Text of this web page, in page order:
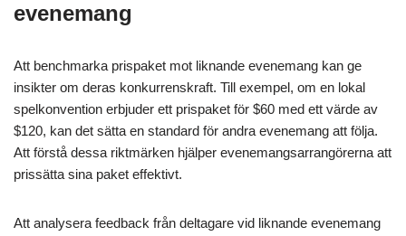
evenemang
Att benchmarka prispaket mot liknande evenemang kan ge
insikter om deras konkurrenskraft. Till exempel, om en lokal
spelkonvention erbjuder ett prispaket för $60 med ett värde av
$120, kan det sätta en standard för andra evenemang att följa.
Att förstå dessa riktmärken hjälper evenemangsarrangörerna att
prissätta sina paket effektivt.
Att analysera feedback från deltagare vid liknande evenemang